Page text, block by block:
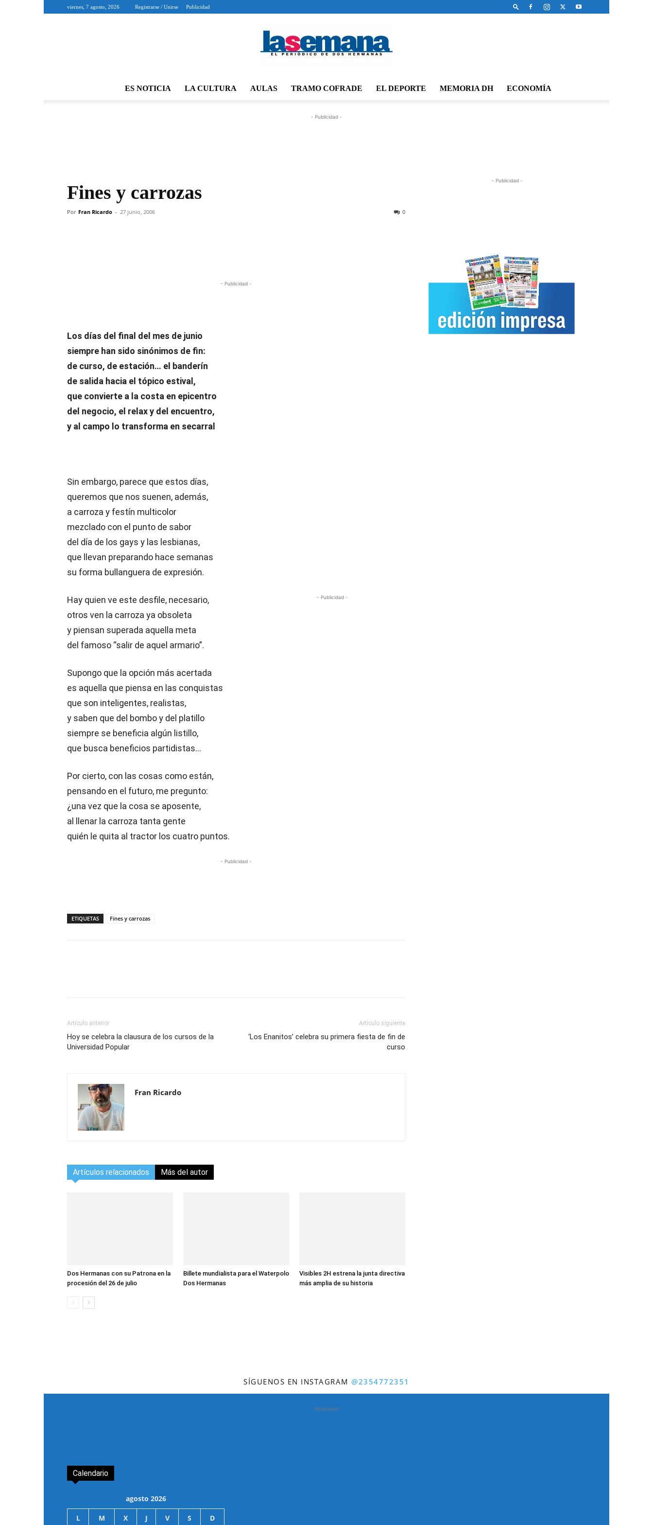
viernes, 7 agosto, 2026 Registrarse / Unirse Publicidad
ES NOTICIA LA CULTURA AULAS TRAMO COFRADE EL DEPORTE MEMORIA DH ECONOMÍA
- Publicidad -
Fines y carrozas
Por Fran Ricardo - 27 junio, 2006 0
- Publicidad -
Los días del final del mes de junio
siempre han sido sinónimos de fin:
de curso, de estación… el banderín
de salida hacia el tópico estival,
que convierte a la costa en epicentro
del negocio, el relax y del encuentro,
y al campo lo transforma en secarral
Sin embargo, parece que estos días,
queremos que nos suenen, además,
a carroza y festín multicolor
mezclado con el punto de sabor
del día de los gays y las lesbianas,
que llevan preparando hace semanas
su forma bullanguera de expresión.
- Publicidad -
Hay quien ve este desfile, necesario,
otros ven la carroza ya obsoleta
y piensan superada aquella meta
del famoso “salir de aquel armario”.
Supongo que la opción más acertada
es aquella que piensa en las conquistas
que son inteligentes, realistas,
y saben que del bombo y del platillo
siempre se beneficia algún listillo,
que busca beneficios partidistas…
Por cierto, con las cosas como están,
pensando en el futuro, me pregunto:
¿una vez que la cosa se aposente,
al llenar la carroza tanta gente
quién le quita al tractor los cuatro puntos.
- Publicidad -
ETIQUETAS Fines y carrozas
Artículo anterior
Hoy se celebra la clausura de los cursos de la
Universidad Popular
Artículo siguiente
‘Los Enanitos’ celebra su primera fiesta de fin de
curso
Fran Ricardo
Artículos relacionados Más del autor
Dos Hermanas con su Patrona en la
procesión del 26 de julio
Billete mundialista para el Waterpolo
Dos Hermanas
Visibles 2H estrena la junta directiva
más amplia de su historia
- Publicidad -
SÍGUENOS EN INSTAGRAM@2354772351
- Publicidad -
Calendario
agosto 2026
L M X J V S D